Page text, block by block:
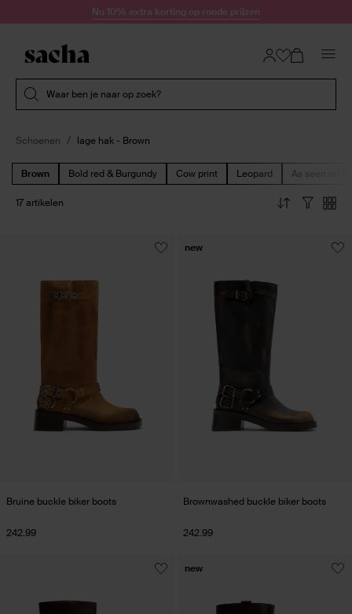
Doorgaan naar artikelNu 10% extra korting op ronde prijzen
Waar ben je naar op zoek?
Schoenen lage hak - Brown
Brown Bold red & Burgundy Cow print Leopard As seen on
17 artikelen
Bruine buckle biker boots
242.99
Brownwashed buckle biker boots
242.99
new
new